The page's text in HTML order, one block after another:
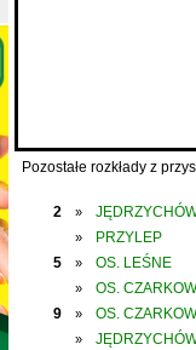
Pozostałe rozkłady z
2 »
»
PRZYLEP
5
» OS. LEŚNE
»
OS.
9
» OS.
»